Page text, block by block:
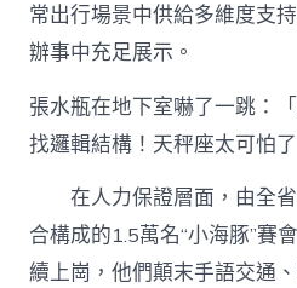
常出行場景中供給多維度支
辦事中充足展示。
張水瓶在地下室嚇了一跳：
找邏輯結構！天秤座太可怕了
在人力保證層面，由全省
合構成的1.5萬名“小海豚”賽
續上崗，他們顛末手語交通